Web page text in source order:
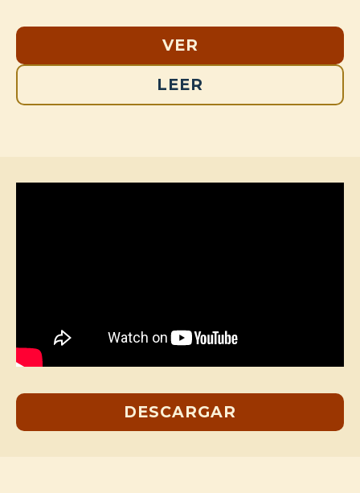
VER
LEER
DESCARGAR